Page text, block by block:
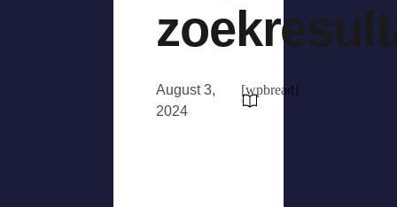
August 3,
2024
[wpbread]